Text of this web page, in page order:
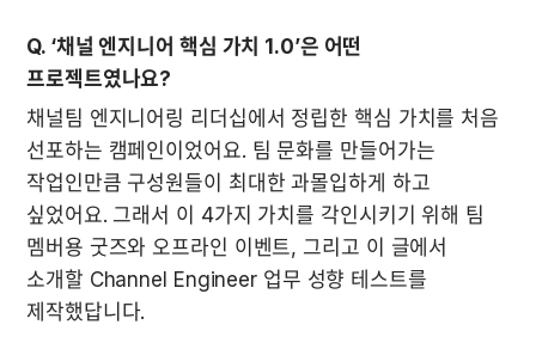
Q. ‘채널 엔지니어 핵심 가치 1.0’은 어떤
프로젝트였나요?
채널팀 엔지니어링 리더십에서 정립한 핵심 가치를 처음
선포하는 캠페인이었어요. 팀 문화를 만들어가는
작업인만큼 구성원들이 최대한 과몰입하게 하고
싶었어요. 그래서 이 4가지 가치를 각인시키기 위해 팀
멤버용 굿즈와 오프라인 이벤트, 그리고 이 글에서
소개할 Channel Engineer 업무 성향 테스트를
제작했답니다.